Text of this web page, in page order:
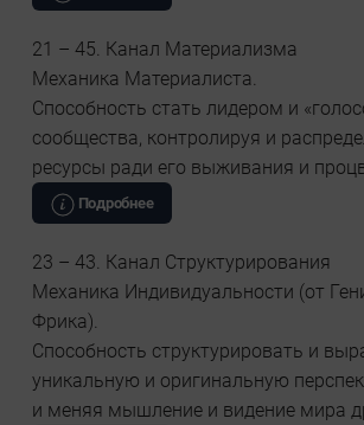
21 – 45. Канал Материализма
Механика Материалиста.
Способность стать лидером и
сообщества, контролируя и
ресурсы ради его выживания и
Подробнее
23 – 43. Канал Структурирования
Механика Индивидуальности (от
Фрика).
Способность структурировать и
уникальную и оригинальную
и меняя мышление и видение мира